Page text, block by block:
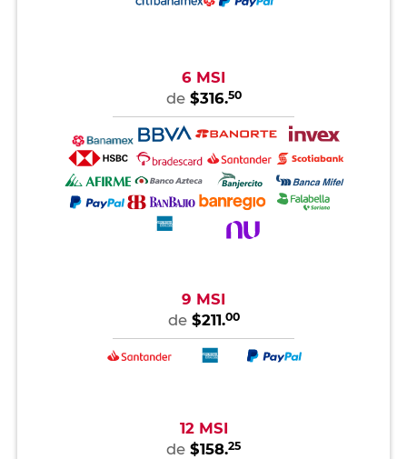
6 MSI
de $316.50
9 MSI
de $211.00
12 MSI
de $158.25